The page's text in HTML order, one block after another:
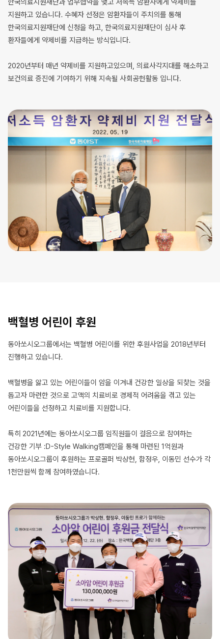
한국의료지원재단과 업무협약을 맺고 저속득 암환자에게 약제비를
지원하고 있습니다. 수혜자 선정은 암환자들이 주치의를 통해
한국의료지원재단에 신청을 하고, 한국의료지원재단이 심사 후
환자들에게 약제비를 지급하는 방식입니다.
2020년부터 매년 약제비를 지원하고있으며, 의료사각지대를 해소하고
보건의료 증진에 기여하기 위해 지속될 사회공헌활동 입니다.
백혈병 어린이 후원
동아쏘시오그룹에서는 백혈병 어린이를 위한 후원사업을 2018년부터
진행하고 있습니다.
백혈병을 앓고 있는 어린이들이 암을 이겨내 건강한 일상을 되찾는 것을
돕고자 마련한 것으로 고액의 치료비로 경제적 어려움을 겪고 있는
어린이들을 선정하고 치료비를 지원합니다.
특히 2021년에는 동아쏘시오그룹 임직원들이 걸음으로 참여하는
건강한 기부 :D-Style Walking캠페인을 통해 마련된 1억원과
동아쏘시오그룹이 후원하는 프로골퍼 박상현, 함정우, 이동민 선수가 각
1천만원씩 함께 참여하였습니다.